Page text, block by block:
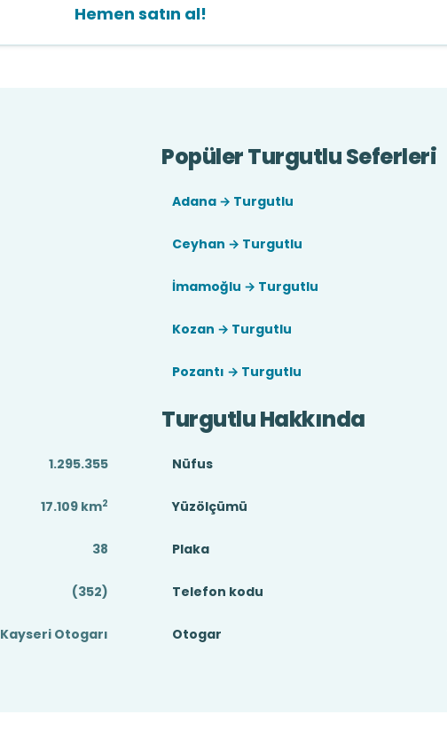
Hemen satın al!
Popüler Turgutlu Seferleri
Adana → Turgutlu
Ceyhan → Turgutlu
İmamoğlu → Turgutlu
Kozan → Turgutlu
Pozantı → Turgutlu
1.295.355
17.109 km2
38
(352)
Kayseri Otogarı
Turgutlu Hakkında
Nüfus
Yüzölçümü
Plaka
Telefon kodu
Otogar